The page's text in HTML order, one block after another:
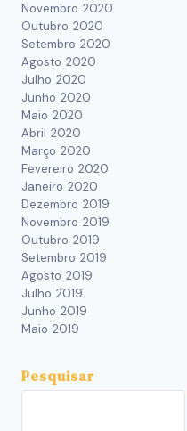
Novembro 2020
Outubro 2020
Setembro 2020
Agosto 2020
Julho 2020
Junho 2020
Maio 2020
Abril 2020
Março 2020
Fevereiro 2020
Janeiro 2020
Dezembro 2019
Novembro 2019
Outubro 2019
Setembro 2019
Agosto 2019
Julho 2019
Junho 2019
Maio 2019
Pesquisar